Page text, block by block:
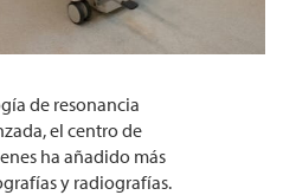
de resonancia
el centro de
ha añadido más
y radiografías.